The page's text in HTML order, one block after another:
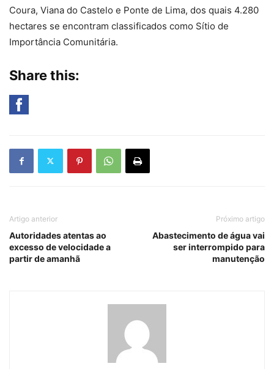
Coura, Viana do Castelo e Ponte de Lima, dos quais 4.280
hectares se encontram classificados como Sítio de
Importância Comunitária.
Share this:
Artigo anterior
Autoridades atentas ao
excesso de velocidade a
partir de amanhã
Próximo artigo
Abastecimento de água vai
ser interrompido para
manutenção